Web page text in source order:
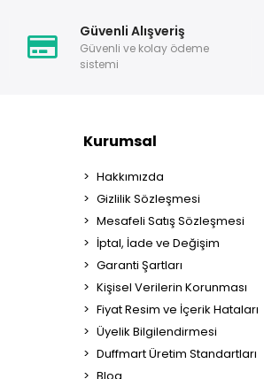
Güvenli Alışveriş
Güvenli ve kolay ödeme
sistemi
Kurumsal
Hakkımızda
Gizlilik Sözleşmesi
Mesafeli Satış Sözleşmesi
İptal, İade ve Değişim
Garanti Şartları
Kişisel Verilerin Korunması
Fiyat Resim ve İçerik Hataları
Üyelik Bilgilendirmesi
Duffmart Üretim Standartları